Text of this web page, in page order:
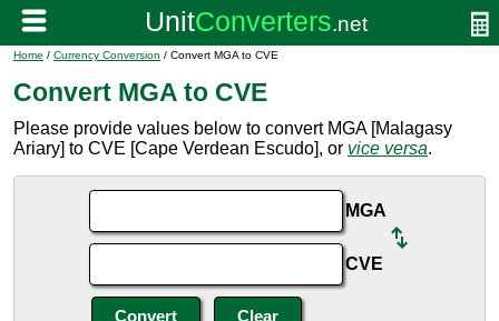
Home / Currency Conversion / Convert MGA to CVE
Convert MGA to CVE
Please provide values below to convert MGA [Malagasy
Ariary] to CVE [Cape Verdean Escudo], or vice versa.
MGA
CVE